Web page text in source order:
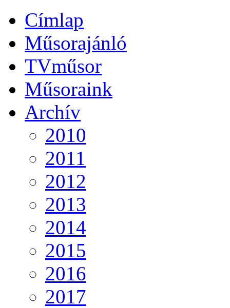
Címlap
Műsorajánló
TVműsor
Műsoraink
Archív
2010
2011
2012
2013
2014
2015
2016
2017